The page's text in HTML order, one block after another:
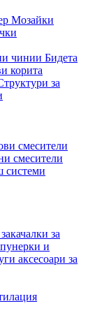
Мозайки
чинии Бидета
корита
за
смесители
смесители
системи
за
и
аксесоари за